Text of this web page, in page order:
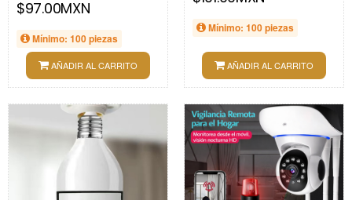
$97.00MXN
Mínimo: 100 piezas
AÑADIR AL CARRITO
Mínimo: 100 piezas
AÑADIR AL CARRITO